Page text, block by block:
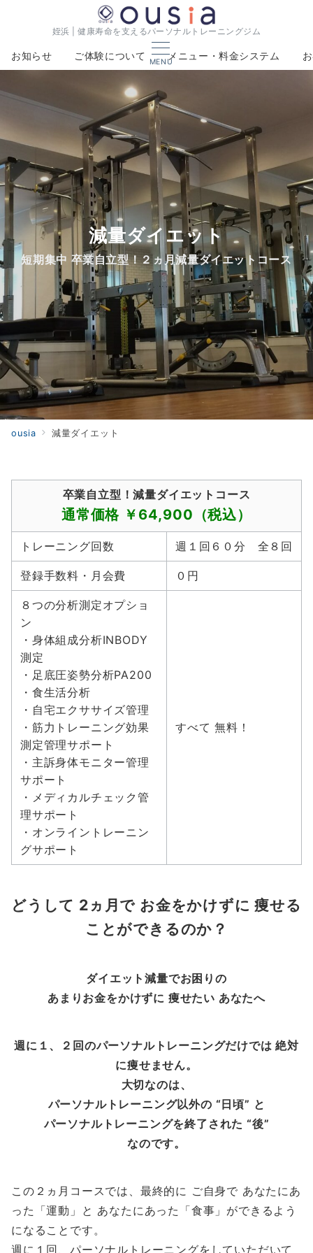
姪浜 | 健康寿命を支えるパーソナルトレーニングジム
MENU
お知らせ ご体験について メニュー・料金システム
減量ダイエット
短期集中 卒業自立型！２ヵ月減量ダイエットコース
ousia 減量ダイエット
卒業自立型！減量ダイエットコース
通常価格 ￥64,900（税込）
トレーニング回数 週１回６０分 全８回
登録手数料・月会費 ０円
８つの分析測定オプショ
ン
・身体組成分析INBODY
測定
・足底圧姿勢分析PA200
・食生活分析
・自宅エクササイズ管理
・筋力トレーニング効果
測定管理サポート
・主訴身体モニター管理
サポート
・メディカルチェック管
理サポート
・オンライントレーニン
グサポート
すべて 無料！
どうして 2ヵ月で お金をかけずに 痩せる
ことができるのか？
ダイエット減量でお困りの
あまりお金をかけずに 痩せたい あなたへ
週に１、２回のパーソナルトレーニングだけでは 絶対
に痩せません。
大切なのは、
パーソナルトレーニング以外の “日頃” と
パーソナルトレーニングを終了された “後”
なのです。
この２ヵ月コースでは、最終的に ご自身で あなたにあ
った「運動」と あなたにあった「食事」ができるよう
になることです。
週に１回、パーソナルトレーニングをしていただいて